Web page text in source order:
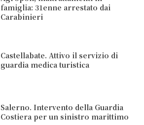
famiglia: 31enne arrestato dai
Carabinieri
Castellabate. Attivo il servizio di
guardia medica turistica
Salerno. Intervento della Guardia
Costiera per un sinistro marittimo